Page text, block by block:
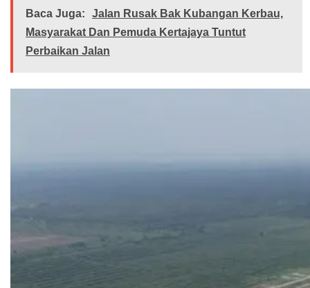
Baca Juga:
Jalan Rusak Bak Kubangan Kerbau,
Masyarakat Dan Pemuda Kertajaya Tuntut
Perbaikan Jalan